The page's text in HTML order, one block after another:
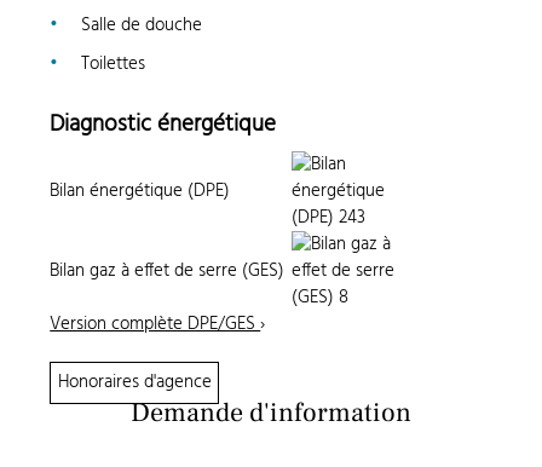
Salle de douche
Toilettes
Diagnostic énergétique
Bilan énergétique (DPE)
Bilan gaz à effet de serre (GES)
Version complète DPE/GES›
Honoraires d'agence
Demande d'information